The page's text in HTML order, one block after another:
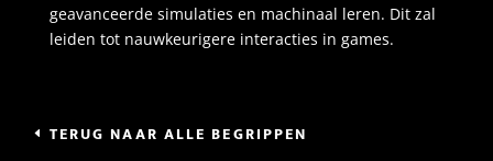
geavanceerde simulaties en machinaal leren. Dit zal
leiden tot nauwkeurigere interacties in games.
TERUG NAAR ALLE BEGRIPPEN